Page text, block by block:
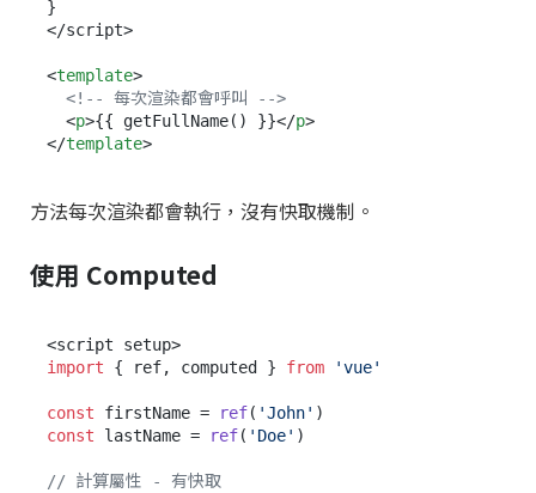
}
</script>
<template>
<!-- 每次渲染都會呼叫 -->
<p>{{ getFullName() }}</p>
</template>
方法每次渲染都會執行，沒有快取機制。
使用 Computed
import { ref, computed } from 'vue'
const firstName = ref( 'John'
const lastName = ref( 'Doe' )
// 計算屬性 - 有快取